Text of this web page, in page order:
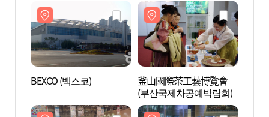
BEXCO (벡스코)
釜山國際茶工藝博覽會
(부산국제차공예박람회)